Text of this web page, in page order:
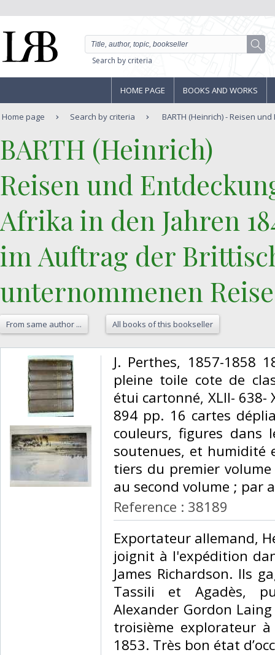
Search by criteria
HOME PAGE BOOKS AND WORKS
Home page Search by criteria BARTH (Heinrich) - Reisen
‎BARTH (Heinrich)‎
‎Reisen und
Afrika in den Jahren
im Auftrag der
unternommenen
From same author ... All books of this bookseller
‎J. Perthes, 1857-1858
pleine toile cote de
étui cartonné, XLII- 638-
894 pp. 16 cartes
couleurs, figures dans
soutenues, et humidité
tiers du premier
au second volume ; par
Reference : 38189
‎Exportateur allemand,
joignit à l'expédition
James Richardson. Ils
Tassili et Agadès,
Alexander Gordon
troisième explorateur
1853. Très bon état